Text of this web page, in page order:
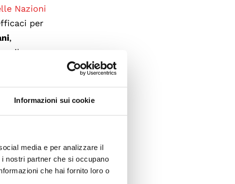
Informazioni sui cookie
media e per analizzare il
nostri partner che si occupano
che hai fornito loro o
Nazioni
per
,
il
della
in
al